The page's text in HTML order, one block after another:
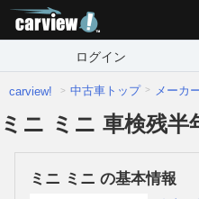
ログイン
carview! 中古車トップ メーカ
ミニ ミニ 車検残半
ミニ ミニ の基本情報